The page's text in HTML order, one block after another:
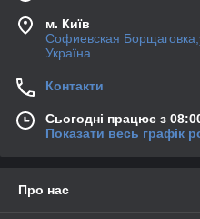
м. Київ
Софиевская
Україна
Контакти
Сьогодні працює з
Показати весь графік
Про нас